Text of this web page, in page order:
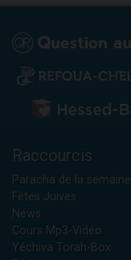
Raccourcis
Paracha de la semaine
Fêtes Juives
News
Cours Mp3-Vidéo
Yéchiva Torah-Box